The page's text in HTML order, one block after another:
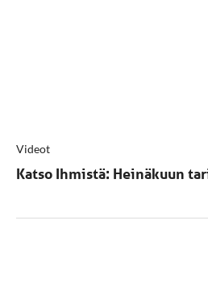
Videot
Katso Ihmistä: Heinäkuun